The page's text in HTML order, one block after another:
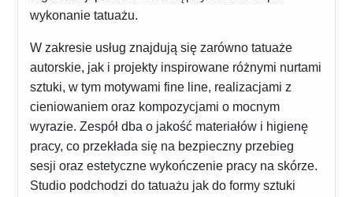
wykonanie tatuażu.
W zakresie usług znajdują się zarówno tatuaże
autorskie, jak i projekty inspirowane różnymi nurtami
sztuki, w tym motywami fine line, realizacjami z
cieniowaniem oraz kompozycjami o mocnym
wyrazie. Zespół dba o jakość materiałów i higienę
pracy, co przekłada się na bezpieczny przebieg
sesji oraz estetyczne wykończenie pracy na skórze.
Studio podchodzi do tatuażu jak do formy sztuki